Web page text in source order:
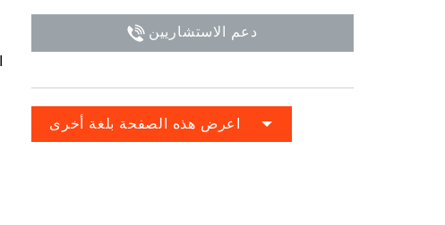
دعم الاستشاريين
اعرض هذه الصفحة بلغة أخرى